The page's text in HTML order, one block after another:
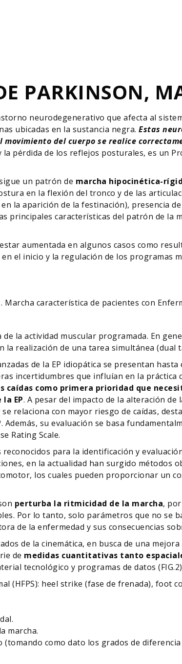
PARKINSON,
neurodegenerativo que afecta al
ubicadas en la sustancia negra. Estas
del cuerpo se realice
pérdida de los reflejos posturales, es un
un patrón de marcha hipocinética-
en la flexión del tronco y de las
la aparición de la festinación), presencia
principales características del patrón de la
aumentada en algunos casos como
el inicio y la regulación de los programas
característica de pacientes con
la actividad muscular programada. En
la realización de una tarea simultánea (dual
de la EP idiopática se presentan
incertidumbres que influían en la práctica
caídas como primera prioridad que
EP. A pesar del impacto de la alteración de
relaciona con mayor riesgo de caídas,
Además, su evaluación se basa
Rating Scale.
para la identificación y
en la actualidad han surgido métodos
los cuales pueden proporcionar un
perturba la ritmicidad de la marcha,
Por lo tanto, solo parámetros que no se
de la enfermedad y sus consecuencias
de la cinemática, en busca de una
de medidas cuantitativas tanto
tecnológico y programas de datos
(HFPS): heel strike (fase de frenada), foot
marcha.
como dato los grados de